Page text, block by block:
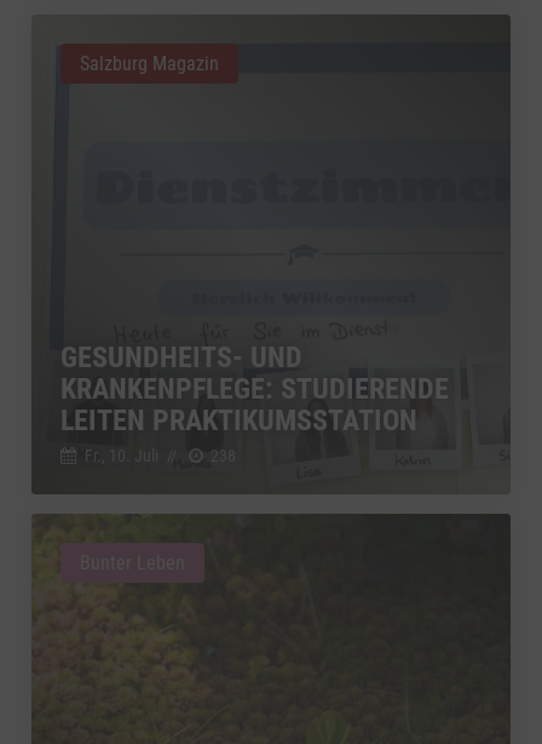
GESUNDHEITS- UND
KRANKENPFLEGE: STUDIERENDE
LEITEN PRAKTIKUMSSTATION
Fr., 10. Juli // 238
Salzburg Magazin